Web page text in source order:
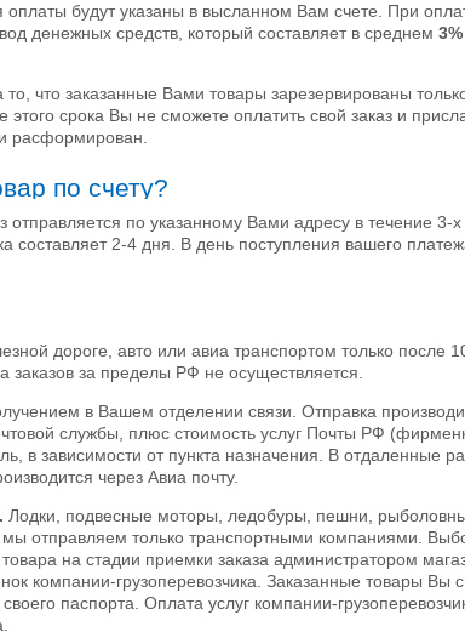
будут указаны в высланном Вам счете. При
денежных средств, который составляет в среднем 3%
что заказанные Вами товары зарезервированы
срока Вы не сможете оплатить свой заказ и
расформирован.
по счету?
по указанному Вами адресу в течение 3-
составляет 2-4 дня. В день поступления вашего
дороге, авто или авиа транспортом только после
за пределы РФ не осуществляется.
в Вашем отделении связи. Отправка
службы, плюс стоимость услуг Почты РФ
в зависимости от пункта назначения. В отдаленные
через Авиа почту.
Лодки, подвесные моторы, ледобуры, пешни,
отправляем только транспортными компаниями.
на стадии приемки заказа администратором
компании-грузоперевозчика. Заказанные товары Вы
паспорта. Оплата услуг компании-